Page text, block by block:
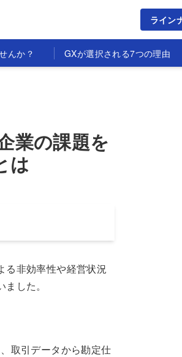
ライン
んか？ GXが選択される7つの理由
業の課題を
は
る非効率性や経営状況
した。
取引データから勘定仕